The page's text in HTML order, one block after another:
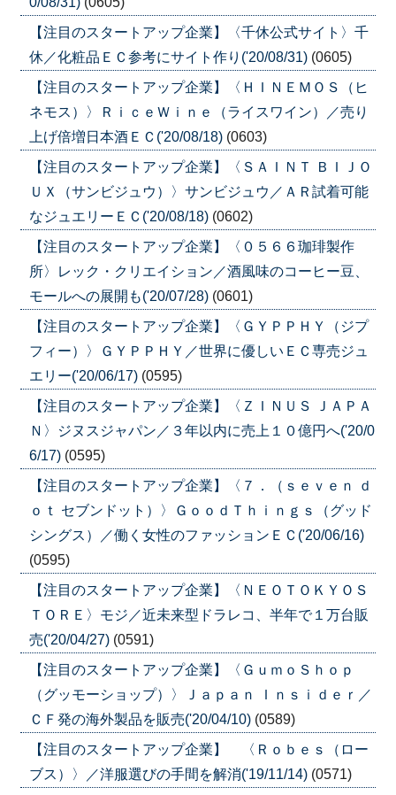
【注目のスタートアップ企業】〈千休公式サイト〉千
休／化粧品ＥＣ参考にサイト作り('20/08/31) (0605)
【注目のスタートアップ企業】〈ＨＩＮＥＭＯＳ（ヒ
ネモス）〉ＲｉｃｅＷｉｎｅ（ライスワイン）／売り
上げ倍増日本酒ＥＣ('20/08/18) (0603)
【注目のスタートアップ企業】〈ＳＡＩＮＴ ＢＩＪＯ
ＵＸ（サンビジュウ）〉サンビジュウ／ＡＲ試着可能
なジュエリーＥＣ('20/08/18) (0602)
【注目のスタートアップ企業】〈０５６６珈琲製作
所〉レック・クリエイション／酒風味のコーヒー豆、
モールへの展開も('20/07/28) (0601)
【注目のスタートアップ企業】〈ＧＹＰＰＨＹ（ジプ
フィー）〉ＧＹＰＰＨＹ／世界に優しいＥＣ専売ジュ
エリー('20/06/17) (0595)
【注目のスタートアップ企業】〈ＺＩＮＵＳ ＪＡＰＡ
Ｎ〉ジヌスジャパン／３年以内に売上１０億円へ('20/0
6/17) (0595)
【注目のスタートアップ企業】〈７．（ｓｅｖｅｎ ｄ
ｏｔ セブンドット）〉ＧｏｏｄＴｈｉｎｇｓ（グッド
シングス）／働く女性のファッションＥＣ('20/06/16)
(0595)
【注目のスタートアップ企業】〈ＮＥＯＴＯＫＹＯＳ
ＴＯＲＥ〉モジ／近未来型ドラレコ、半年で１万台販
売('20/04/27) (0591)
【注目のスタートアップ企業】〈ＧｕｍｏＳｈｏｐ
（グッモーショップ）〉Ｊａｐａｎ Ｉｎｓｉｄｅｒ／
ＣＦ発の海外製品を販売('20/04/10) (0589)
【注目のスタートアップ企業】 〈Ｒｏｂｅｓ（ロー
ブス）〉／洋服選びの手間を解消('19/11/14) (0571)